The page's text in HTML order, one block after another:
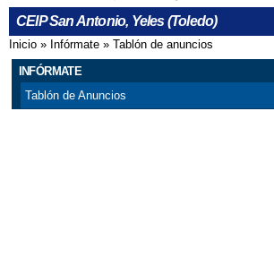
CEIP San Antonio, Yeles (Toledo)
Se encuentra usted aquí
Inicio » Infórmate » Tablón de anuncios
INFÓRMATE
Tablón de Anuncios